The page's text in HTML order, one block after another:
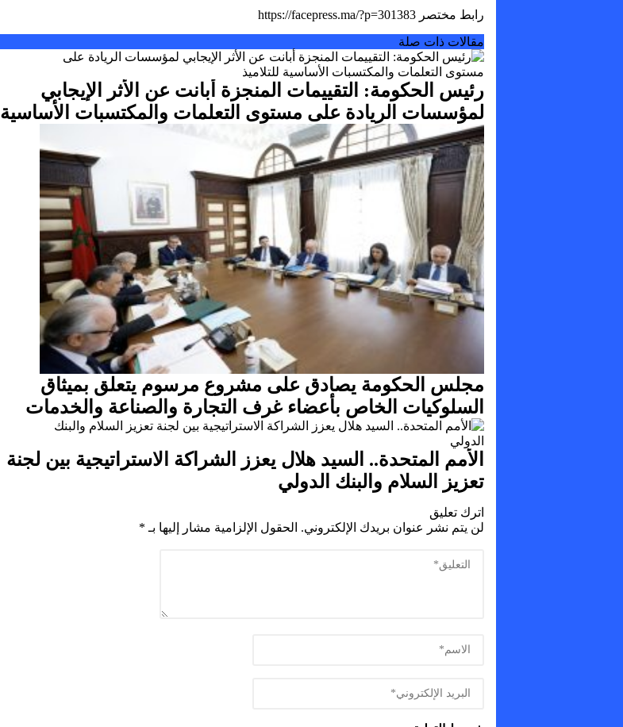
رابط مختصر
مقالات ذات صلة
رئيس الحكومة: التقييمات المنجزة أبانت عن الأثر الإيجابي
لمؤسسات الريادة على مستوى التعلمات والمكتسبات الأساسية
للتلاميذ
مجلس الحكومة يصادق على مشروع مرسوم يتعلق بميثاق
السلوكيات الخاص بأعضاء غرف التجارة والصناعة والخدمات
الأمم المتحدة.. السيد هلال يعزز الشراكة الاستراتيجية بين لجنة
تعزيز السلام والبنك الدولي
اترك تعليق
لن يتم نشر عنوان بريدك الإلكتروني. الحقول الإلزامية مشار إليها بـ *